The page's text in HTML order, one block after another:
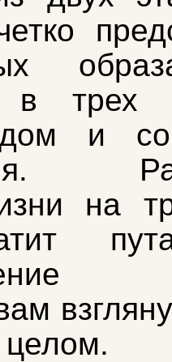
в трех
и
на
целом.